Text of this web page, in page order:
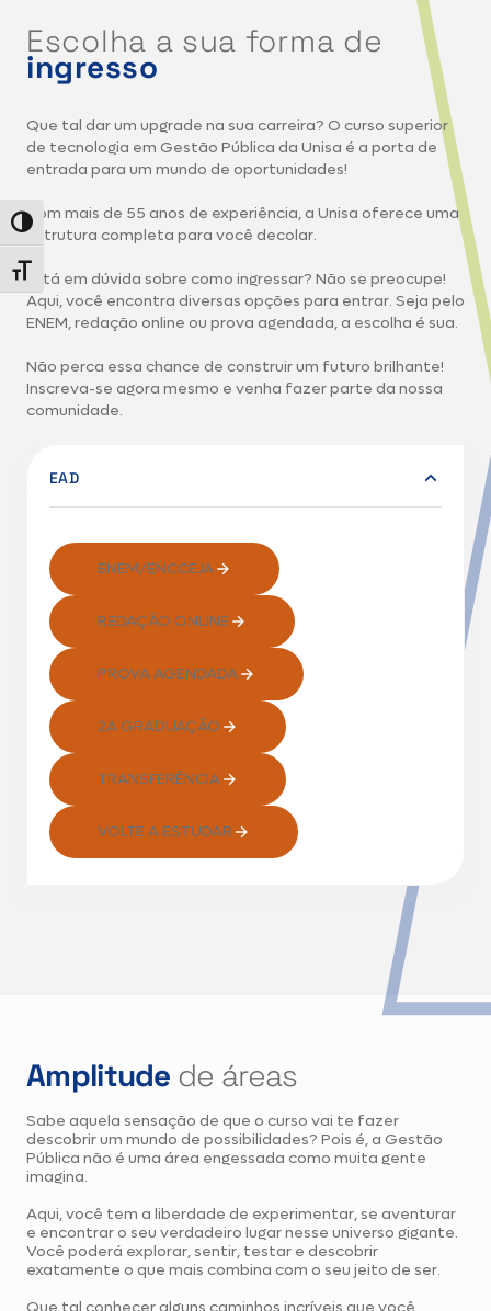
Alternar alto contraste
Alternar tamanho da fonte
Escolha a sua forma de
ingresso
Que tal dar um upgrade na sua carreira? O curso superior
de tecnologia em Gestão Pública da Unisa é a porta de
entrada para um mundo de oportunidades!
Com mais de 55 anos de experiência, a Unisa oferece uma
estrutura completa para você decolar.
Está em dúvida sobre como ingressar? Não se preocupe!
Aqui, você encontra diversas opções para entrar. Seja pelo
ENEM, redação online ou prova agendada, a escolha é sua.
Não perca essa chance de construir um futuro brilhante!
Inscreva-se agora mesmo e venha fazer parte da nossa
comunidade.
EAD
ENEM/ENCCEJA
REDAÇÃO ONLINE
PROVA AGENDADA
2A GRADUAÇÃO
TRANSFERÊNCIA
VOLTE A ESTUDAR
Amplitude de áreas
Sabe aquela sensação de que o curso vai te fazer
descobrir um mundo de possibilidades? Pois é, a Gestão
Pública não é uma área engessada como muita gente
imagina.
Aqui, você tem a liberdade de experimentar, se aventurar
e encontrar o seu verdadeiro lugar nesse universo gigante.
Você poderá explorar, sentir, testar e descobrir
exatamente o que mais combina com o seu jeito de ser.